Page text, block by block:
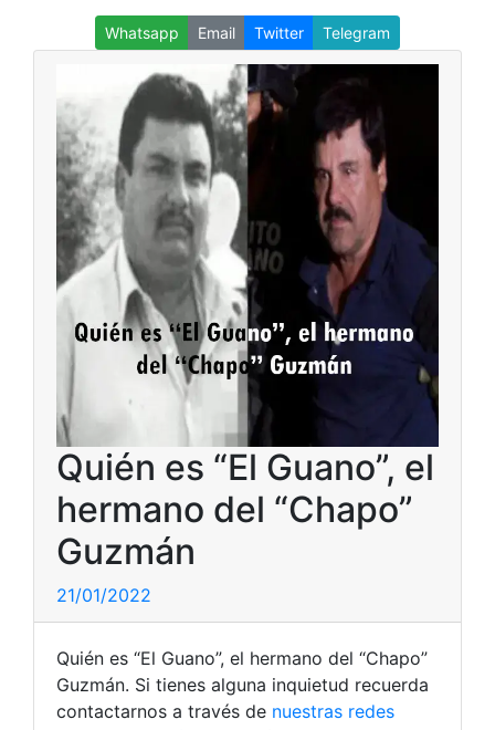
Whatsapp Email Twitter Telegram
Quién es “El Guano”, el
hermano del “Chapo”
Guzmán
21/01/2022
Quién es “El Guano”, el hermano del “Chapo”
Guzmán. Si tienes alguna inquietud recuerda
contactarnos a través de nuestras redes